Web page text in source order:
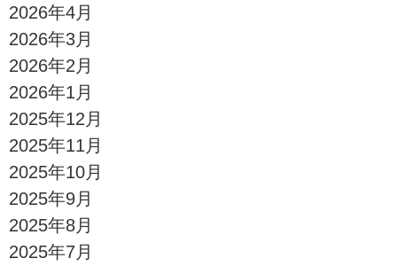
2026年4月
2026年3月
2026年2月
2026年1月
2025年12月
2025年11月
2025年10月
2025年9月
2025年8月
2025年7月